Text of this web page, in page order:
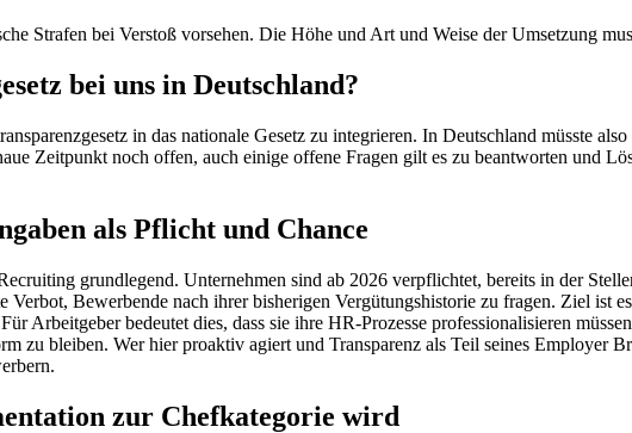
Strafen bei Verstoß vorsehen. Die Höhe und Art und Weise der Umsetzung
bei uns in Deutschland?
in das nationale Gesetz zu integrieren. In Deutschland müsste also
Zeitpunkt noch offen, auch einige offene Fragen gilt es zu beantworten und
als Pflicht und Chance
grundlegend. Unternehmen sind ab 2026 verpflichtet, bereits in der
Verbot, Bewerbende nach ihrer bisherigen Vergütungshistorie zu fragen. Ziel ist
Arbeitgeber bedeutet dies, dass sie ihre HR-Prozesse professionalisieren
zu bleiben. Wer hier proaktiv agiert und Transparenz als Teil seines Employer
zur Chefkategorie wird